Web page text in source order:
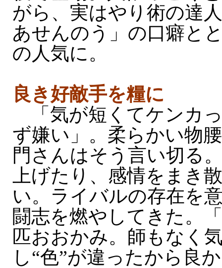
がら、実はやり術の達
あせんのう」の口癖と
の人気に。
良き好敵手を糧に
「気が短くてケンカ
ず嫌い」。柔らかい物
門さんはそう言い切る
上げたり、感情をまき
い。ライバルの存在を
闘志を燃やしてきた。
匹おおかみ。師もなく
し“色”が違ったから良